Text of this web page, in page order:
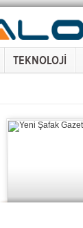
TEKNOLOJİ